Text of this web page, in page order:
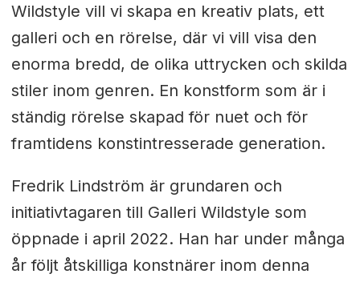
Wildstyle vill vi skapa en kreativ plats, ett
galleri och en rörelse, där vi vill visa den
enorma bredd, de olika uttrycken och skilda
stiler inom genren. En konstform som är i
ständig rörelse skapad för nuet och för
framtidens konstintresserade generation.
Fredrik Lindström är grundaren och
initiativtagaren till Galleri Wildstyle som
öppnade i april 2022. Han har under många
år följt åtskilliga konstnärer inom denna